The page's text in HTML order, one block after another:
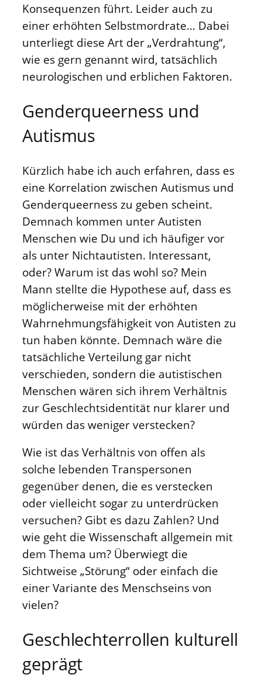
Konsequenzen führt. Leider auch zu
einer erhöhten Selbstmordrate… Dabei
unterliegt diese Art der „Verdrahtung“,
wie es gern genannt wird, tatsächlich
neurologischen und erblichen Faktoren.
Genderqueerness und
Autismus
Kürzlich habe ich auch erfahren, dass es
eine Korrelation zwischen Autismus und
Genderqueerness zu geben scheint.
Demnach kommen unter Autisten
Menschen wie Du und ich häufiger vor
als unter Nichtautisten. Interessant,
oder? Warum ist das wohl so? Mein
Mann stellte die Hypothese auf, dass es
möglicherweise mit der erhöhten
Wahrnehmungsfähigkeit von Autisten zu
tun haben könnte. Demnach wäre die
tatsächliche Verteilung gar nicht
verschieden, sondern die autistischen
Menschen wären sich ihrem Verhältnis
zur Geschlechtsidentität nur klarer und
würden das weniger verstecken?
Wie ist das Verhältnis von offen als
solche lebenden Transpersonen
gegenüber denen, die es verstecken
oder vielleicht sogar zu unterdrücken
versuchen? Gibt es dazu Zahlen? Und
wie geht die Wissenschaft allgemein mit
dem Thema um? Überwiegt die
Sichtweise „Störung“ oder einfach die
einer Variante des Menschseins von
vielen?
Geschlechterrollen kulturell
geprägt